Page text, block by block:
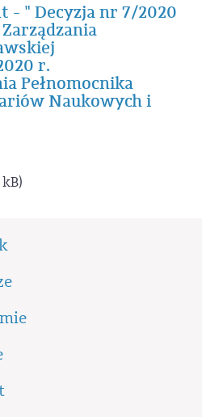
- " Decyzja nr 7/2020
r.
Pełnomocnika
Naukowych i